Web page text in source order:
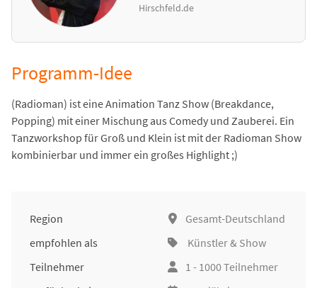
Hirschfeld.de
Programm-Idee
(Radioman) ist eine Animation Tanz Show (Breakdance,
Popping) mit einer Mischung aus Comedy und Zauberei. Ein
Tanzworkshop für Groß und Klein ist mit der Radioman Show
kombinierbar und immer ein großes Highlight ;)
Region
Gesamt-Deutschland
empfohlen als
Künstler & Show
Teilnehmer
1 - 1000 Teilnehmer